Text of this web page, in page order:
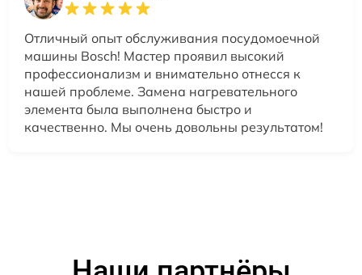
Отличный опыт обслуживания посудомоечной
машины Bosch! Мастер проявил высокий
профессионализм и внимательно отнесся к
нашей проблеме. Замена нагревательного
элемента была выполнена быстро и
качественно. Мы очень довольны результатом!